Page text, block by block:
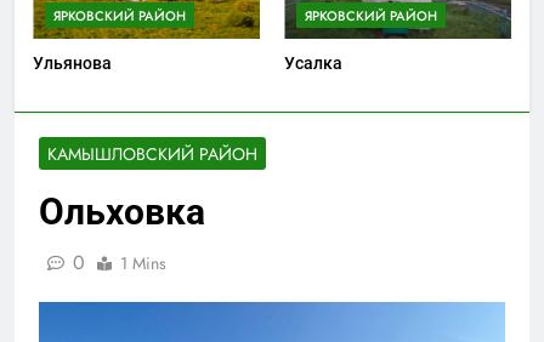
КАМЫШЛОВСКИЙ РАЙОН
Ольховка
0 1 Mins
ЯРКОВСКИЙ РАЙОН
Ульянова
ЯРКОВСКИЙ РАЙОН
Усалка